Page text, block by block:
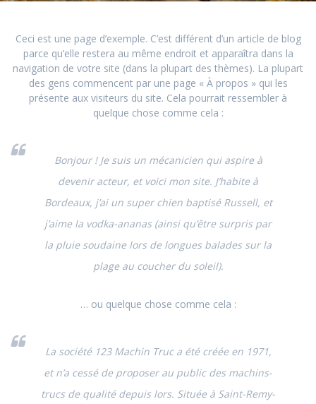
Ceci est une page d’exemple. C’est différent d’un article de blog
parce qu’elle restera au même endroit et apparaîtra dans la
navigation de votre site (dans la plupart des thèmes). La plupart
des gens commencent par une page « À propos » qui les
présente aux visiteurs du site. Cela pourrait ressembler à
quelque chose comme cela :
Bonjour ! Je suis un mécanicien qui aspire à
devenir acteur, et voici mon site. J’habite à
Bordeaux, j’ai un super chien baptisé Russell, et
j’aime la vodka-ananas (ainsi qu’être surpris par
la pluie soudaine lors de longues balades sur la
plage au coucher du soleil).
… ou quelque chose comme cela :
La société 123 Machin Truc a été créée en 1971,
et n’a cessé de proposer au public des machins-
trucs de qualité depuis lors. Située à Saint-Remy-